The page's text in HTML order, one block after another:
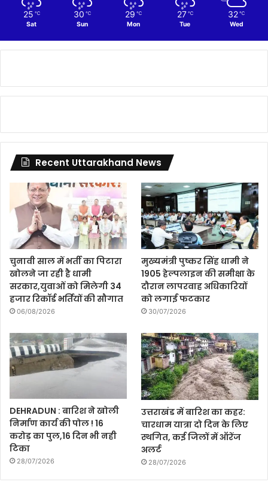
25 ℃
Sat
30 ℃
Sun
29 ℃
Mon
27 ℃
Tue
32 ℃
Wed
Recent Uttarakhand News
चुनावी साल में भर्ती का पिटारा
खोलने जा रही है धामी
सरकार,युवाओं को मिलेगी 34
हजार रिकॉर्ड भर्तियों की सौगात
06/08/2026
मुख्यमंत्री पुष्कर सिंह धामी ने
1905 हेल्पलाइन की समीक्षा के
दौरान लापरवाह अधिकारियों
को लगाई फटकार
30/07/2026
DEHRADUN : बारिश ने खोली
निर्माण कार्य की पोल ! 16
करोड़ का पुल,16 दिन भी नही
टिका
28/07/2026
उत्तराखंड में बारिश का कहर:
चारधाम यात्रा दो दिन के लिए
स्थगित, कई जिलों में ऑरेंज
अलर्ट
28/07/2026